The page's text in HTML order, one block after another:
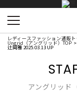
レディースファッション通販
Ungrid（アングリッド）TOP
辻岡雅 2025.03.13 UP
アングリッド